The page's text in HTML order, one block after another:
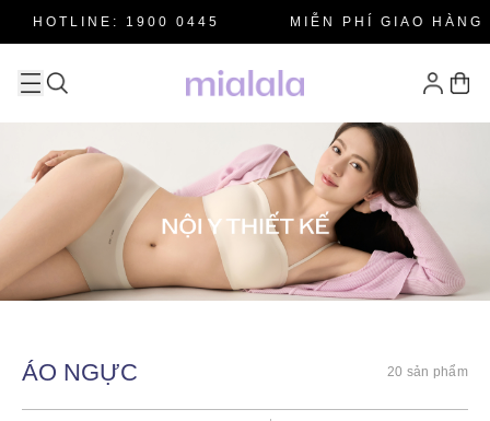
HOTLINE: 1900 0445 MIỄN PHÍ GIAO HÀNG
ÁO NGỰC 20 sản phẩm